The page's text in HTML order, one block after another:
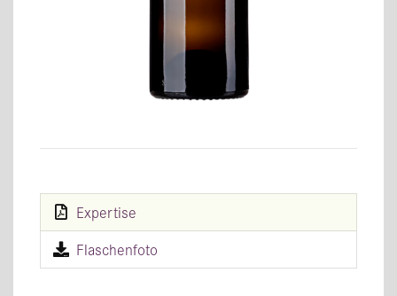
Expertise
Flaschenfoto